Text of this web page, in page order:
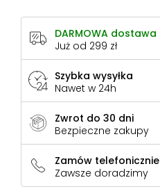
DARMOWA dostawa
Już od 299 zł
Szybka wysyłka
Nawet w 24h
Zwrot do 30 dni
Bezpieczne zakupy
Zamów telefonicznie
Zawsze doradzimy